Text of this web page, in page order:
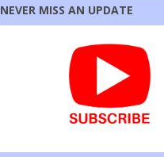
NEVER MISS AN UPDATE